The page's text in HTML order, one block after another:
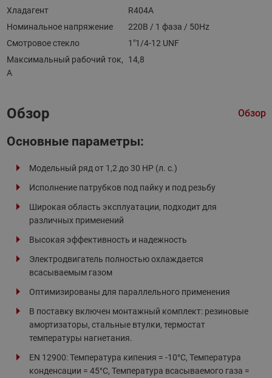
Хладагент
R404A
Номинальное напряжение
220В / 1 фаза / 50Hz
Смотровое стекло
1"1/4-12 UNF
Максимальный рабочий ток,
А
14,8
Обзор Обзор
Основные параметры:
Модельный ряд от 1,2 до 30 HP (л. с.)
Исполнение патрубков под пайку и под резьбу
Широкая область эксплуатации, подходит для
различных применений
Высокая эффективность и надежность
Электродвигатель полностью охлаждается
всасываемым газом
Оптимизированы для параллельного применения
В поставку включен монтажный комплект: резиновые
амортизаторы, стальные втулки, термостат
температуры нагнетания.
EN 12900: Температура кипения = -10°С, Температура
конденсации = 45°С, Температура всасываемого газа =